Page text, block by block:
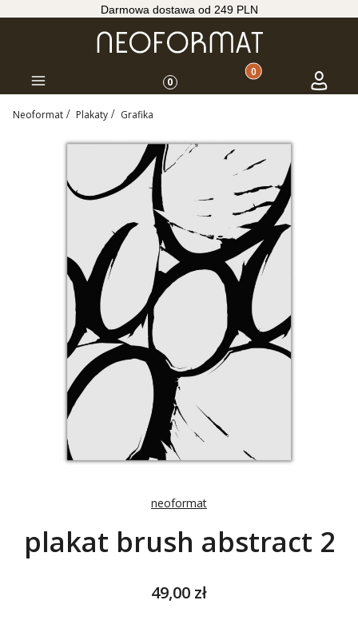
Darmowa dostawa od 249 PLN
Menu 0 Produkty w koszyku:
Koszyk Zaloguj
Neoformat Plakaty Grafika
neoformat
plakat brush abstract 2
Cena
49,00 zł